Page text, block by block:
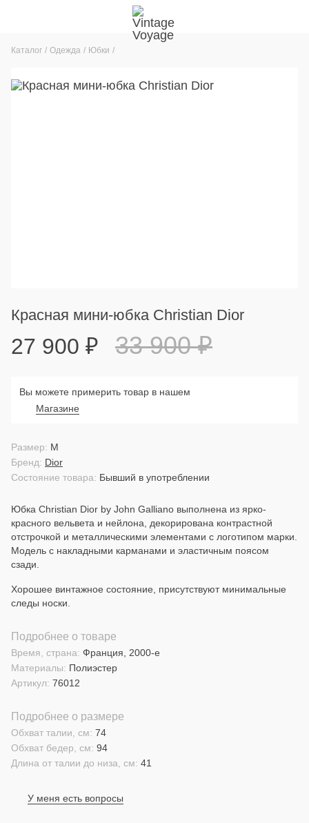
Каталог Одежда Юбки
Красная мини-юбка Christian Dior
27 900 ₽ 33 900₽
Вы можете примерить товар в нашем
Магазине
Состояние товара: Бывший в употреблении
Бренд: Dior
Размер: M
Юбка Christian Dior by John Galliano выполнена из ярко-
красного вельвета и нейлона, декорирована контрастной
отстрочкой и металлическими элементами с логотипом марки.
Модель с накладными карманами и эластичным поясом
сзади.
Хорошее винтажное состояние, присутствуют минимальные
следы носки.
Подробнее о товаре
Материалы: Полиэстер
Время, страна: Франция, 2000-е
Артикул: 76012
Подробнее о размере
Длина от талии до низа, см: 41
Обхват бедер, см: 94
Обхват талии, см: 74
У меня есть вопросы